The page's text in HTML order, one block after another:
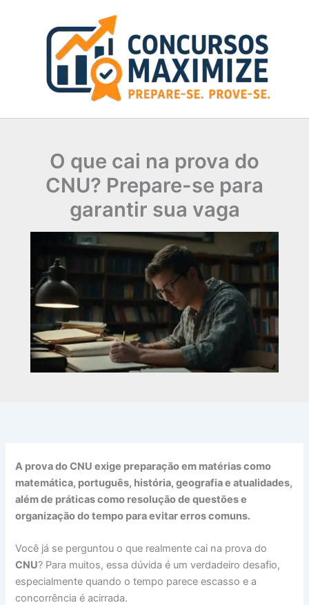
O que cai na prova do
CNU? Prepare-se para
garantir sua vaga
A prova do CNU exige preparação em matérias como
matemática, português, história, geografia e atualidades,
além de práticas como resolução de questões e
organização do tempo para evitar erros comuns.
Você já se perguntou o que realmente cai na prova do
CNU? Para muitos, essa dúvida é um verdadeiro desafio,
especialmente quando o tempo parece escasso e a
concorrência é acirrada.